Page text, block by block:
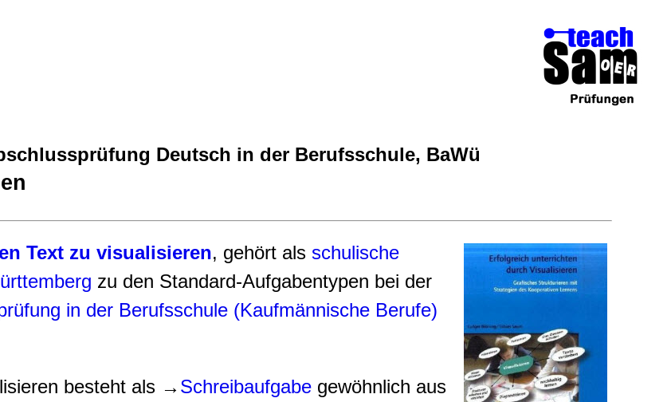
Deutsch in der Berufsschule, BaWü
Text zu visualisieren, gehört als schulische
zu den Standard-Aufgabentypen bei der
in der Berufsschule (Kaufmännische Berufe)
besteht als → Schreibaufgabe gewöhnlich aus